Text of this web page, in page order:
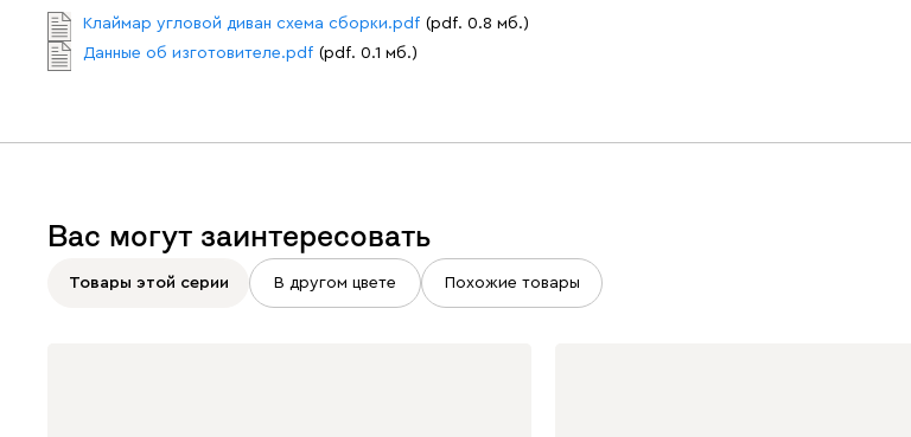
Клаймар угловой диван схема сборки.pdf (pdf. 0.8 мб.)
Данные об изготовителе.pdf (pdf. 0.1 мб.)
Вас могут заинтересовать
Товары этой серии В другом цвете Похожие товары